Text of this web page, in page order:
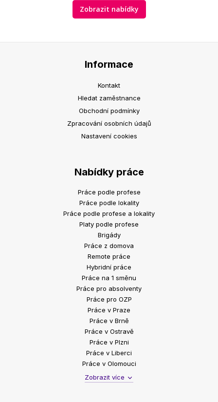
Zobrazit nabídky
Informace
Kontakt
Hledat zaměstnance
Obchodní podmínky
Zpracování osobních údajů
Nastavení cookies
Nabídky práce
Práce podle profese
Práce podle lokality
Práce podle profese a lokality
Platy podle profese
Brigády
Práce z domova
Remote práce
Hybridní práce
Práce na 1 směnu
Práce pro absolventy
Práce pro OZP
Práce v Praze
Práce v Brně
Práce v Ostravě
Práce v Plzni
Práce v Liberci
Práce v Olomouci
Zobrazit více